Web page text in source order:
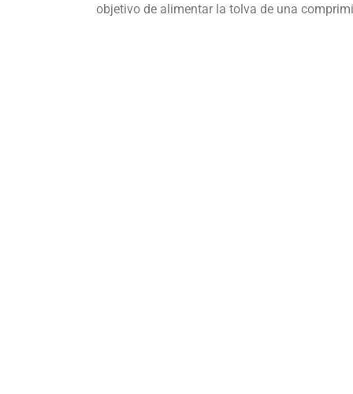
objetivo de alimentar la tolva de una